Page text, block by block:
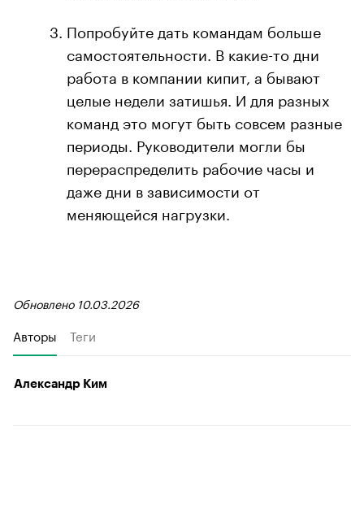
Попробуйте дать командам больше
самостоятельности. В какие-то дни
работа в компании кипит, а бывают
целые недели затишья. И для разных
команд это могут быть совсем разные
периоды. Руководители могли бы
перераспределить рабочие часы и
даже дни в зависимости от
меняющейся нагрузки.
Обновлено 10.03.2026
Авторы Теги
Александр Ким